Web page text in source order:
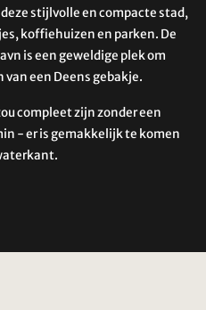
stijlvolle en compacte stad,
koffiehuizen en parken. De
is een geweldige plek om
een Deens gebakje.
compleet zijn zonder een
- er is gemakkelijk te komen